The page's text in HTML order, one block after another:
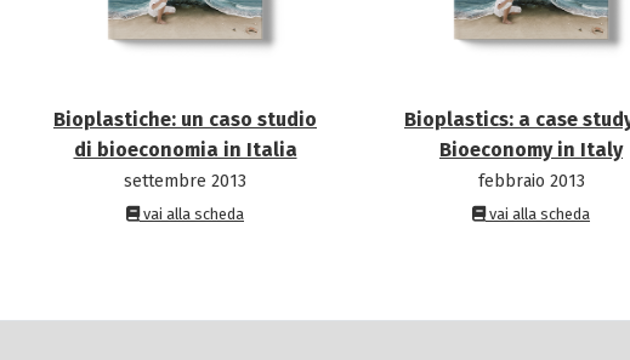
Bioplastiche: un caso studio
di bioeconomia in Italia
settembre 2013
vai alla scheda
Bioplastics: a case
Bioeconomy in Italy
febbraio 2013
vai alla scheda